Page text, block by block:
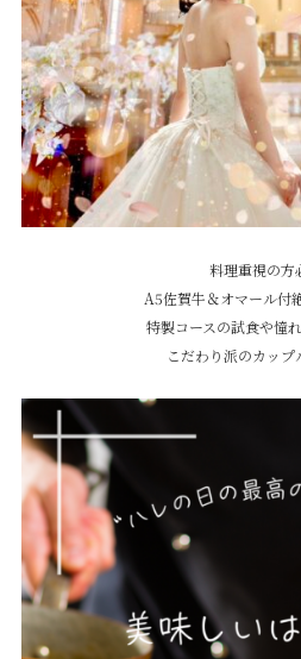
料理重視の方
A5佐賀牛＆オマール付
特製コースの試食や憧
こだわり派のカップ